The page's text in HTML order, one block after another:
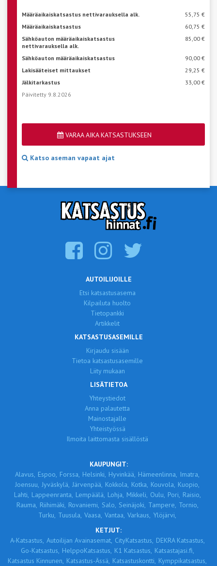
Määräaikaiskatsastus nettivarauksella alk.
55,75 €
Määräaikaiskatsastus
60,75 €
Sähköauton määräaikaiskatsastus
nettivarauksella alk.
85,00 €
Sähköauton määräaikaiskatsastus
90,00 €
Lakisääteiset mittaukset
29,25 €
Jälkitarkastus
33,00 €
Päivitetty 9.8.2026
VARAA AIKA KATSASTUKSEEN
Katso aseman vapaat ajat
AUTOILIJOILLE
Etsi katsastusasema
Kilpailuta huolto
Tietopankki
Artikkelit
KATSASTUSASEMILLE
Kirjaudu sisään
Tietoa katsastusasemille
Liity mukaan
LISÄTIETOA
Yhteystiedot
Anna palautetta
Mainostajalle
Yhteistyössä
Ilmoita laittomasta sisällöstä
KAUPUNGIT:
Alavus, Espoo, Forssa, Helsinki, Hyvinkää, Hämeenlinna, Imatra,
Joensuu, Jyväskylä, Järvenpää, Kokkola, Kotka, Kouvola, Kuopio,
Lahti, Lappeenranta, Lempäälä, Lohja, Mikkeli, Oulu, Pori, Raisio,
Rauma, Riihimäki, Rovaniemi, Salo, Seinäjoki, Tampere, Tornio,
Turku, Tuusula, Vaasa, Vantaa, Varkaus, Ylöjärvi,
KETJUT:
A-Katsastus, Autoilijan Avainasemat, CityKatsastus, DEKRA Katsastus,
Go-Katsastus, HelppoKatsastus, K1 Katsastus, Katsastajasi.fi,
Katsastus Kinnunen, Katsastus-Ässä, Katsastuskontti, Kymppikatsastus,